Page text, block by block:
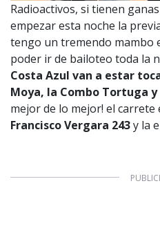
Radioactivos, si tienen
empezar esta noche la
tengo un tremendo mambo
poder ir de bailoteo toda la
Costa Azul van a estar
Moya, la Combo Tortuga
mejor de lo mejor! el carrete
Francisco Vergara 243y la